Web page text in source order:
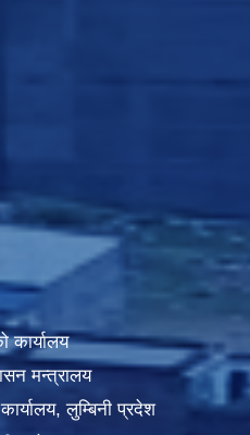
कार्यालय
मन्त्रालय
लुम्बिनी प्रदेश